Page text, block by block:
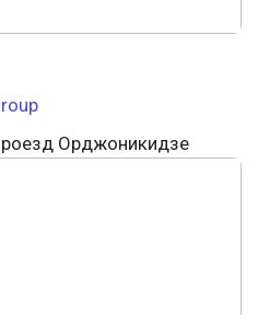
Орджоникидзе